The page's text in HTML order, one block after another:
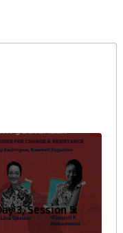
3, Session 5: